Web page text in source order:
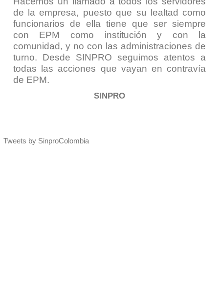
de la empresa, puesto que su lealtad como
funcionarios de ella tiene que ser siempre
con EPM como institución y con la
comunidad, y no con las administraciones de
turno. Desde SINPRO seguimos atentos a
todas las acciones que vayan en contravía
de EPM.
SINPRO
Tweets by SinproColombia